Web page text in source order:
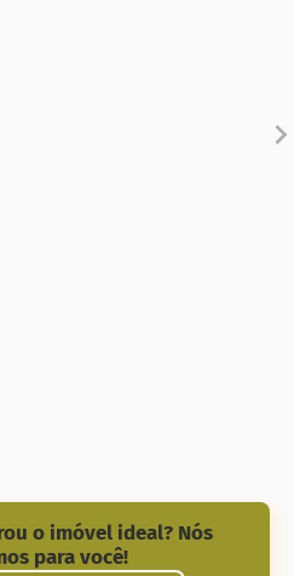
o imóvel ideal? Nós
para você!